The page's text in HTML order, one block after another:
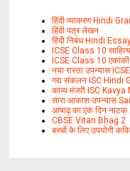
हिंदी व्याकरण Hindi
हिंदी पत्र लेखन
हिंदी निबंध Hindi
ICSE Class 10
ICSE Class 10
नया रास्ता उपन्यास
गद्य संकलन ISC Hindi
काव्य मंजरी ISC
सारा आकाश उपन्यास
आषाढ़ का एक दिन
CBSE Vitan Bhag 2
बच्चों के लिए उपयोगी